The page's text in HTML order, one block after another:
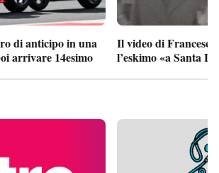
di anticipo in una
arrivare 14esimo
Il video di
l’eskimo «a Santa